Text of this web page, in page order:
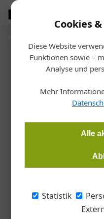
Cookies
Diese Website
Funktionen sowie –
Analyse und
Mehr
Alle
Statistik
We shape
thereafter
angesichts des
Commons Chamber des